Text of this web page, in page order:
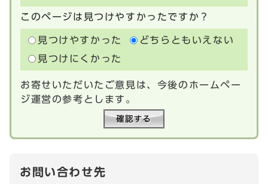
このページは見つけやすかったですか？
見つけやすかった
どちらともいえない
見つけにくかった
お寄せいただいたご意見は、今後のホームペー
ジ運営の参考とします。
お問い合わせ先